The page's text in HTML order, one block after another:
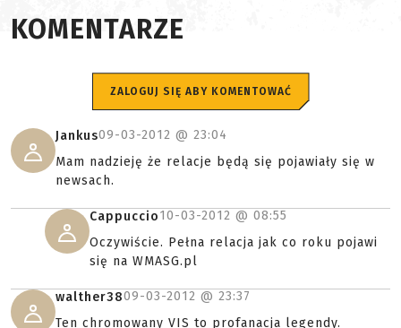
KOMENTARZE
ZALOGUJ SIĘ ABY KOMENTOWAĆ
Jankus09-03-2012 @ 23:04
Mam nadzieję że relacje będą się pojawiały się w
newsach.
Cappuccio10-03-2012 @ 08:55
Oczywiście. Pełna relacja jak co roku pojawi
się na WMASG.pl
walther3809-03-2012 @ 23:37
Ten chromowany VIS to profanacja legendy.